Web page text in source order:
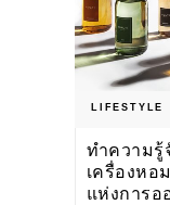
LIFESTYLE
ทำความรู้
เครื่องหอ
แห่งการอ